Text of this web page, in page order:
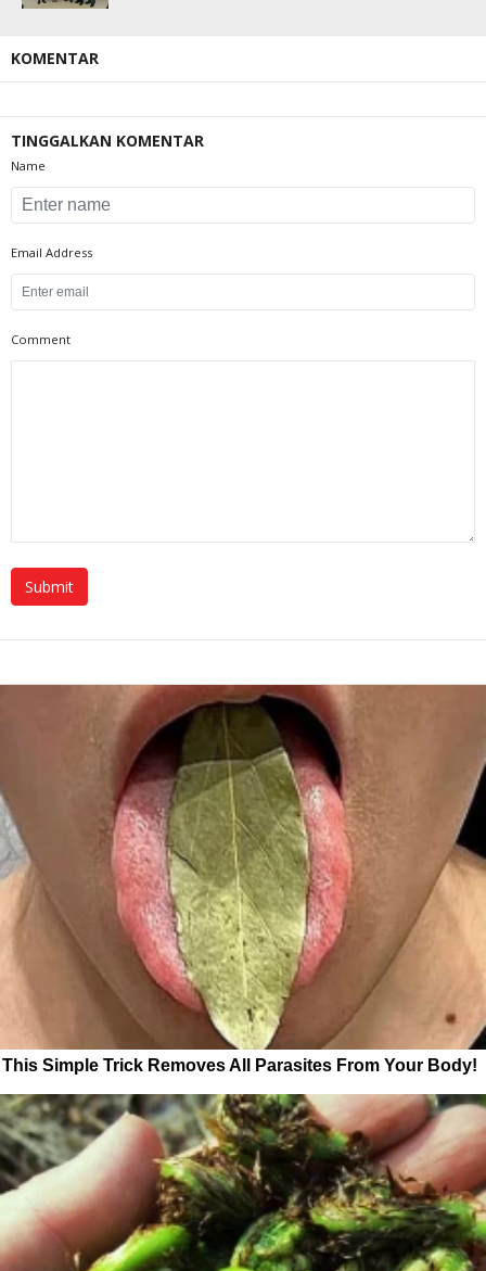
KOMENTAR
TINGGALKAN KOMENTAR
Name
Email Address
Comment
This Simple Trick Removes All Parasites From Your Body!